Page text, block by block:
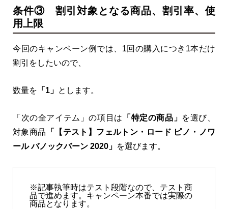
条件③ 割引対象となる商品、割引率、使
用上限
今回のキャンペーン例では、1回の購入につき1本だけ
割引をしたいので、
数量を 「1」 とします。
「次の全アイテム」の項目は 「特定の商品」 を選び、
対象商品 「【テスト】フェルトン・ロード ピノ・ノワ
ール バノックバーン 2020」 を選びます。
※記事執筆時はテスト段階なので、テスト商
品で進めます。キャンペーン本番では実際の
商品となります。